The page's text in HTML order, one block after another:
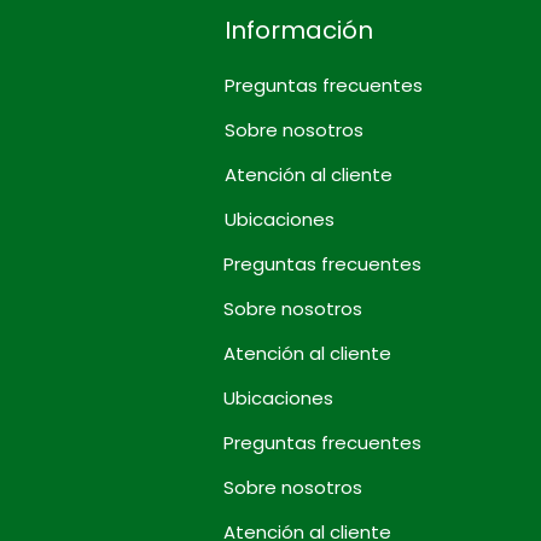
Información
Preguntas frecuentes
Sobre nosotros
Atención al cliente
Ubicaciones
Preguntas frecuentes
Sobre nosotros
Atención al cliente
Ubicaciones
Preguntas frecuentes
Sobre nosotros
Atención al cliente